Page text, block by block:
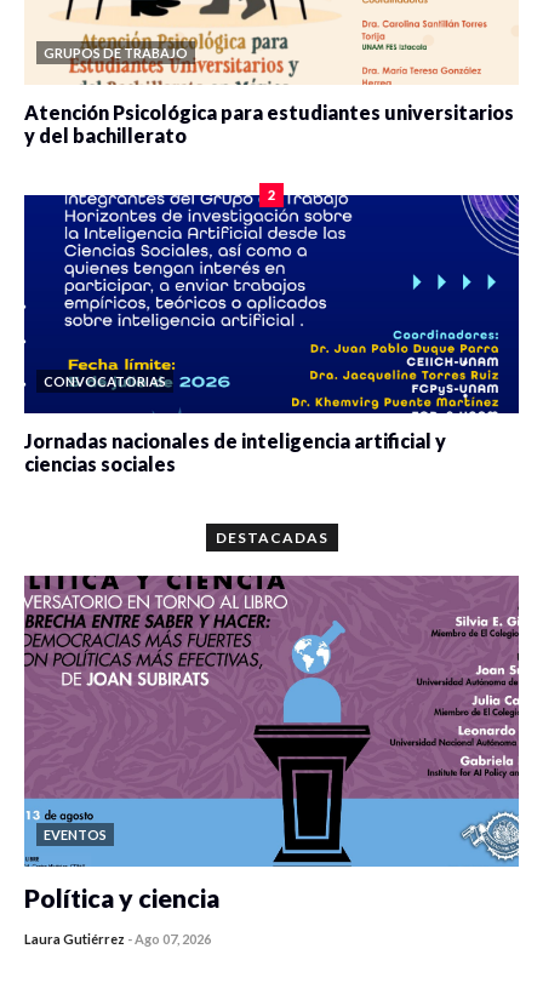
GRUPOS DE TRABAJO
Atención Psicológica para estudiantes universitarios
y del bachillerato
2
CONVOCATORIAS
Jornadas nacionales de inteligencia artificial y
ciencias sociales
DESTACADAS
EVENTOS
Política y ciencia
Laura Gutiérrez -Ago 07, 2026